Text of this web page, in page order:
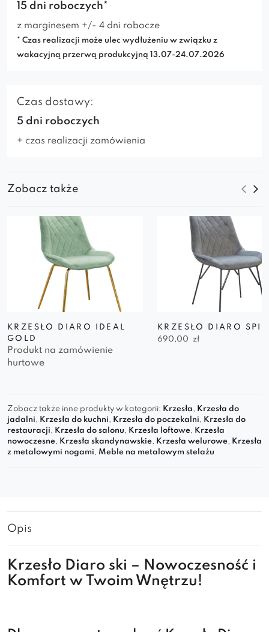
15 dni roboczych*
z marginesem +/- 4 dni robocze
* Czas realizacji może ulec wydłużeniu w związku z
wakacyjną przerwą produkcyjną 13.07-24.07.2026
Czas dostawy:
5 dni roboczych
+ czas realizacji zamówienia
Zobacz także
KRZESŁO DIARO IDEAL
GOLD
Produkt na zamówienie
hurtowe
KRZESŁO DIARO
690,00
zł
Zobacz także inne produkty w kategorii: Krzesła, Krzesła do
jadalni, Krzesła do kuchni, Krzesła do poczekalni, Krzesła do
restauracji, Krzesła do salonu, Krzesła loftowe, Krzesła
nowoczesne, Krzesła skandynawskie, Krzesła welurowe, Krzesła
z metalowymi nogami, Meble na metalowym stelażu
Opis
Krzesło Diaro ski – Nowoczesność i
Komfort w Twoim Wnętrzu!